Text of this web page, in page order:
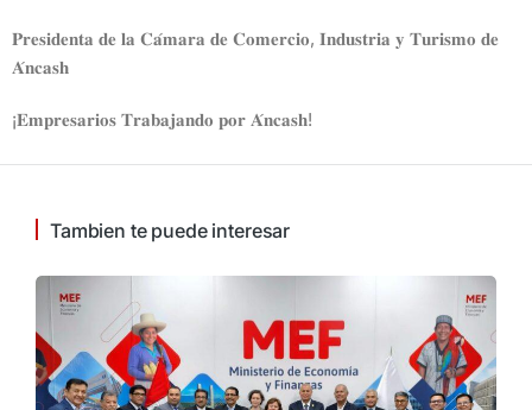
𝐏𝐫𝐞𝐬𝐢𝐝𝐞𝐧𝐭𝐚 𝐝𝐞 𝐥𝐚 𝐂𝐚́𝐦𝐚𝐫𝐚 𝐝𝐞 𝐂𝐨𝐦𝐞𝐫𝐜𝐢𝐨, 𝐈𝐧𝐝𝐮𝐬𝐭𝐫𝐢𝐚 𝐲 𝐓𝐮𝐫𝐢𝐬𝐦𝐨 𝐝𝐞
𝐀́𝐧𝐜𝐚𝐬𝐡
¡𝐄𝐦𝐩𝐫𝐞𝐬𝐚𝐫𝐢𝐨𝐬 𝐓𝐫𝐚𝐛𝐚𝐣𝐚𝐧𝐝𝐨 𝐩𝐨𝐫 𝐀́𝐧𝐜𝐚𝐬𝐡!
Tambien te puede interesar